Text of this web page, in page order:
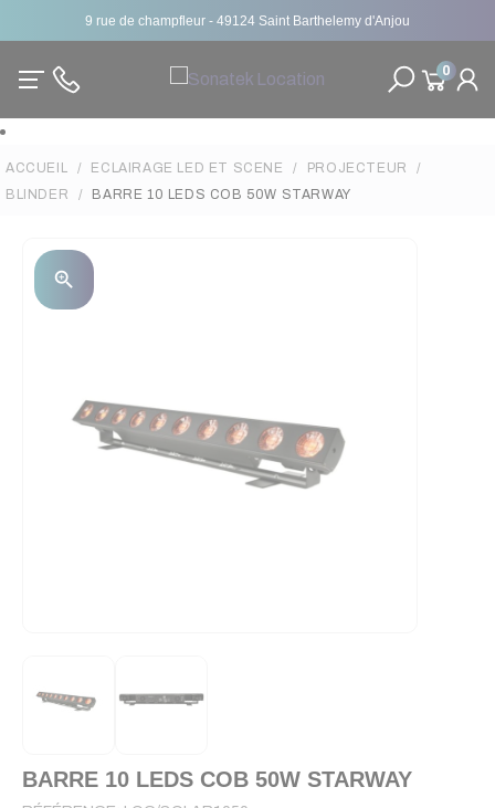
9 rue de champfleur - 49124 Saint Barthelemy d'Anjou
0
ACCUEIL ECLAIRAGE LED ET SCENE
PROJECTEUR
BLINDER
BARRE 10 LEDS COB 50W STARWAY
zoom_in
BARRE 10 LEDS COB 50W STARWAY